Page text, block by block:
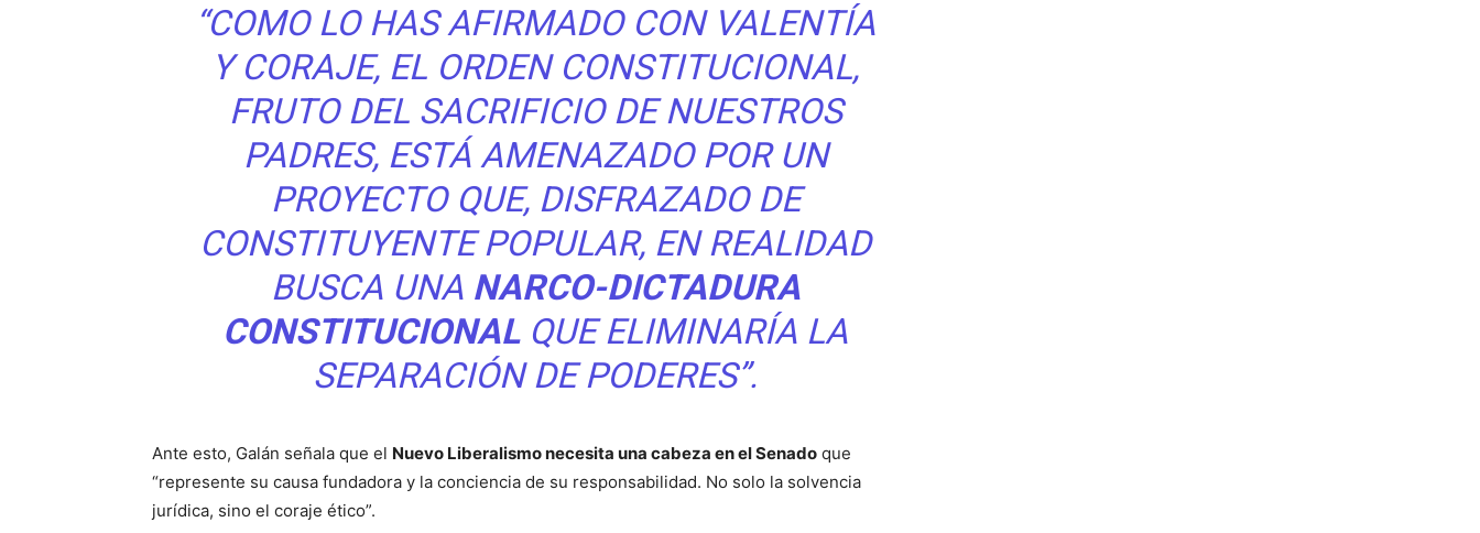
“COMO LO HAS AFIRMADO CON VALENTÍA
Y CORAJE, EL ORDEN CONSTITUCIONAL,
FRUTO DEL SACRIFICIO DE NUESTROS
PADRES, ESTÁ AMENAZADO POR UN
PROYECTO QUE, DISFRAZADO DE
CONSTITUYENTE POPULAR, EN REALIDAD
BUSCA UNA NARCO-DICTADURA
CONSTITUCIONALQUE ELIMINARÍA LA
SEPARACIÓN DE PODERES”.
Ante esto, Galán señala que el Nuevo Liberalismo necesita una cabeza en el Senado que
“represente su causa fundadora y la conciencia de su responsabilidad. No solo la solvencia
jurídica, sino el coraje ético”.